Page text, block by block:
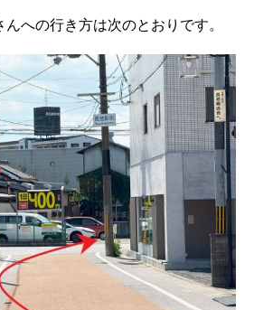
んへの行き方は次のとおりです。